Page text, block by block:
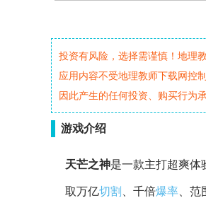
投资有风险，选择需谨慎！地理
应用内容不受地理教师下载网控
因此产生的任何投资、购买行为
游戏介绍
天芒之神是一款主打超爽体
取万亿切割 、千倍爆率 、